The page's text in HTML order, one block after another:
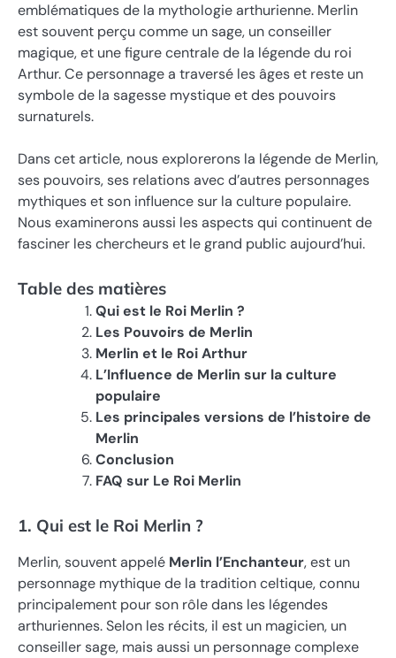
emblématiques de la mythologie arthurienne. Merlin
est souvent perçu comme un sage, un conseiller
magique, et une figure centrale de la légende du roi
Arthur. Ce personnage a traversé les âges et reste un
symbole de la sagesse mystique et des pouvoirs
surnaturels.
Dans cet article, nous explorerons la légende de Merlin,
ses pouvoirs, ses relations avec d’autres personnages
mythiques et son influence sur la culture populaire.
Nous examinerons aussi les aspects qui continuent de
fasciner les chercheurs et le grand public aujourd’hui.
Table des matières
Qui est le Roi Merlin ?
Les Pouvoirs de Merlin
Merlin et le Roi Arthur
L’Influence de Merlin sur la culture
populaire
Les principales versions de l’histoire de
Merlin
Conclusion
FAQ sur Le Roi Merlin
1. Qui est le Roi Merlin ?
Merlin, souvent appelé Merlin l’Enchanteur, est un
personnage mythique de la tradition celtique, connu
principalement pour son rôle dans les légendes
arthuriennes. Selon les récits, il est un magicien, un
conseiller sage, mais aussi un personnage complexe